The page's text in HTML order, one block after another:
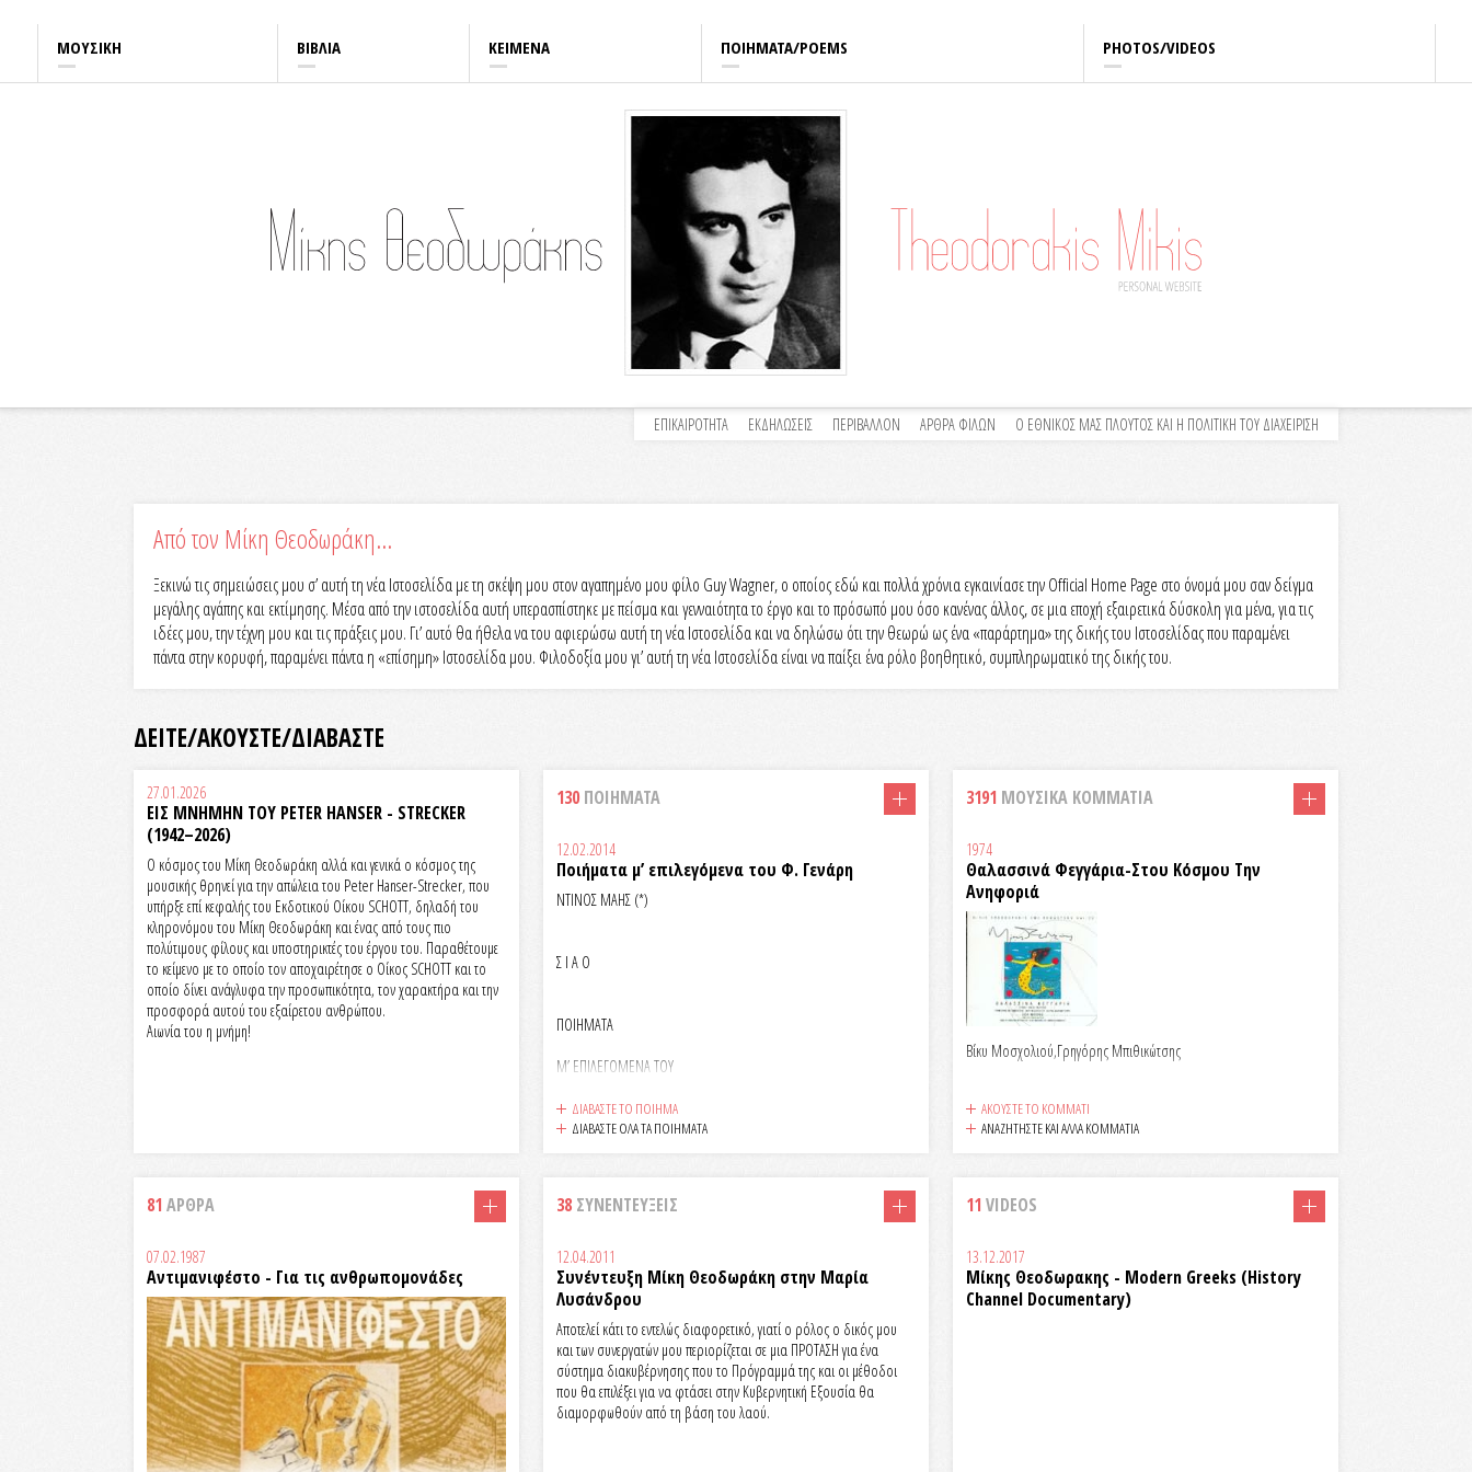
ΜΟΥΣΙΚΗ ΒΙΒΛΙΑ ΚΕΙΜΕΝΑ ΠΟΙΗΜΑΤΑ/POEMS PHOTOS/VIDEOS
ΕΠΙΚΑΙΡΟΤΗΤΑ ΕΚΔΗΛΩΣΕΙΣ ΠΕΡΙΒΑΛΛΟΝ ΑΡΘΡΑ ΦΙΛΩΝ Ο ΕΘΝΙΚΟΣ ΜΑΣ ΠΛΟΥΤΟΣ ΚΑΙ Η ΠΟΛΙΤΙΚΗ ΤΟΥ ΔΙΑΧΕΙΡΙΣΗ
Από τον Μίκη Θεοδωράκη…
Ξεκινώ τις σημειώσεις μου σ’ αυτή τη νέα Ιστοσελίδα με τη σκέψη μου στον αγαπημένο μου φίλο Guy Wagner, ο οποίος εδώ και πολλά χρόνια εγκαινίασε την Official Home Page στο όνομά μου σαν δείγμα
μεγάλης αγάπης και εκτίμησης. Μέσα από την ιστοσελίδα αυτή υπερασπίστηκε με πείσμα και γενναιότητα το έργο και το πρόσωπό μου όσο κανένας άλλος, σε μια εποχή εξαιρετικά δύσκολη για μένα, για τις
ιδέες μου, την τέχνη μου και τις πράξεις μου. Γι’ αυτό θα ήθελα να του αφιερώσω αυτή τη νέα Ιστοσελίδα και να δηλώσω ότι την θεωρώ ως ένα «παράρτημα» της δικής του Ιστοσελίδας που παραμένει
πάντα στην κορυφή, παραμένει πάντα η «επίσημη» Ιστοσελίδα μου. Φιλοδοξία μου γι’ αυτή τη νέα Ιστοσελίδα είναι να παίξει ένα ρόλο βοηθητικό, συμπληρωματικό της δικής του.
ΔΕΙΤΕ/ΑΚΟΥΣΤΕ/ΔΙΑΒΑΣΤΕ
27.01.2026
ΕΙΣ ΜΝΗΜΗΝ ΤΟΥ PETER HANSER - STRECKER
(1942–2026)
Ο κόσμος του Μίκη Θεοδωράκη αλλά και γενικά ο κόσμος της
μουσικής θρηνεί για την απώλεια του Peter Hanser-Strecker, που
υπήρξε επί κεφαλής του Εκδοτικού Οίκου SCHOTT, δηλαδή του
κληρονόμου του Μίκη Θεοδωράκη και ένας από τους πιο
πολύτιμους φίλους και υποστηρικτές του έργου του. Παραθέτουμε
το κείμενο με το οποίο τον αποχαιρέτησε ο Οίκος SCHOTT και το
οποίο δίνει ανάγλυφα την προσωπικότητα, τον χαρακτήρα και την
προσφορά αυτού του εξαίρετου ανθρώπου.
Αιωνία του η μνήμη!
130 ΠΟΙΗΜΑΤΑ
12.02.2014
Ποιήματα μ’ επιλεγόμενα του Φ. Γενάρη
ΝΤΙΝΟΣ ΜΑΗΣ (*)
Σ Ι Α Ο
ΠΟΙΗΜΑΤΑ
Μ’ ΕΠΙΛΕΓΟΜΕΝΑ ΤΟΥ
Φ. Γ Ε Ν Α Ρ Η
ΔΙΑΒΑΣΤΕ ΤΟ ΠΟΙΗΜΑ
ΔΙΑΒΑΣΤΕ ΟΛΑ ΤΑ ΠΟΙΗΜΑΤΑ
3191 ΜΟΥΣΙΚΑ ΚΟΜΜΑΤΙΑ
1974
Θαλασσινά Φεγγάρια-Στου Κόσμου Την
Ανηφοριά
Βίκυ Μοσχολιού,Γρηγόρης Μπιθικώτσης
ΑΚΟΥΣΤΕ ΤΟ ΚΟΜΜΑΤΙ
ΑΝΑΖΗΤΗΣΤΕ ΚΑΙ ΑΛΛΑ ΚΟΜΜΑΤΙΑ
81 ΑΡΘΡΑ
07.02.1987
Αντιμανιφέστο - Για τις ανθρωπομονάδες
38 ΣΥΝΕΝΤΕΥΞΕΙΣ
12.04.2011
Συνέντευξη Μίκη Θεοδωράκη στην Μαρία
Λυσάνδρου
Αποτελεί κάτι το εντελώς διαφορετικό, γιατί ο ρόλος ο δικός μου
και των συνεργατών μου περιορίζεται σε μια ΠΡΟΤΑΣΗ για ένα
σύστημα διακυβέρνησης που το Πρόγραμμά της και οι μέθοδοι
που θα επιλέξει για να φτάσει στην Κυβερνητική Εξουσία θα
διαμορφωθούν από τη βάση του λαού.
11 VIDEOS
13.12.2017
Μίκης Θεοδωρακης - Modern Greeks (History
Channel Documentary)